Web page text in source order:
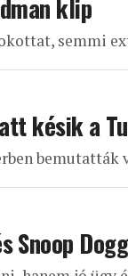
klip
semmi
késik a
bemutatták
Snoop